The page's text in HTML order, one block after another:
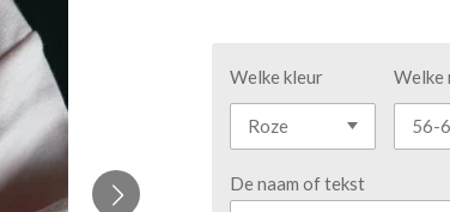
Welke kleur Welke
De naam of tekst